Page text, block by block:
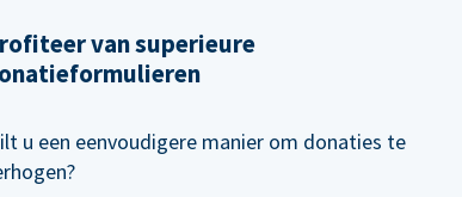
van superieure
u een eenvoudigere manier om donaties te